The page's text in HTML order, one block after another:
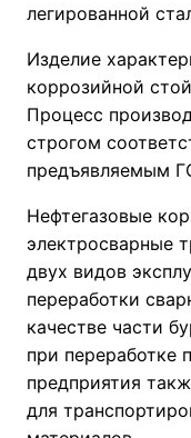
легированной
Изделие
коррозийной
Процесс
строгом
предъявляемым
Нефтегазовые
электросварные
двух видов
переработки
качестве части
при переработке
предприятия
для